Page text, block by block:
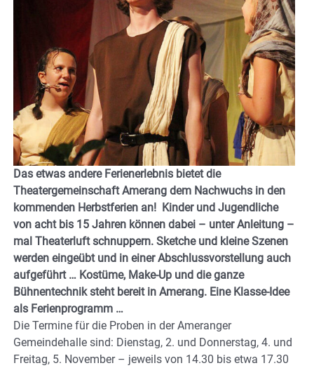
Das etwas andere Ferienerlebnis bietet die
Theatergemeinschaft Amerang dem Nachwuchs in den
kommenden Herbstferien an! Kinder und Jugendliche
von acht bis 15 Jahren können dabei – unter Anleitung –
mal Theaterluft schnuppern. Sketche und kleine Szenen
werden eingeübt und in einer Abschlussvorstellung auch
aufgeführt … Kostüme, Make-Up und die ganze
Bühnentechnik steht bereit in Amerang. Eine Klasse-Idee
als Ferienprogramm …
Die Termine für die Proben in der Ameranger
Gemeindehalle sind: Dienstag, 2. und Donnerstag, 4. und
Freitag, 5. November – jeweils von 14.30 bis etwa 17.30